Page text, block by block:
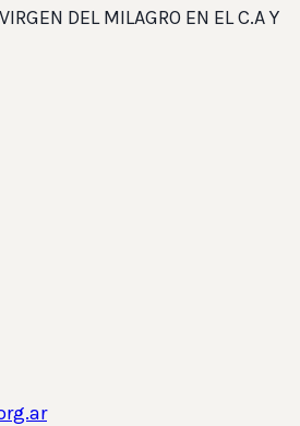
DEL MILAGRO EN EL C.A Y